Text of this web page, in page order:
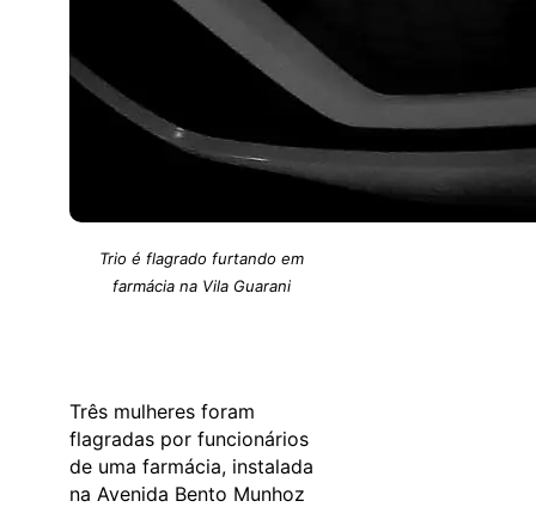
Trio é flagrado furtando em
farmácia na Vila Guarani
Três mulheres foram
flagradas por funcionários
de uma farmácia, instalada
na Avenida Bento Munhoz